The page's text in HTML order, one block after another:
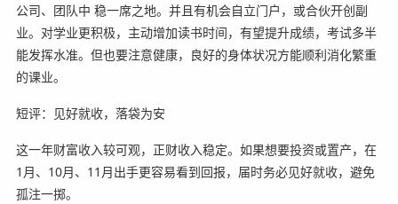
公司、团队中 稳一席之地。并且有机会自立门户，或合伙开创副
业。对学业更积极，主动增加读书时间，有望提升成绩，考试多半
能发挥水准。但也要注意健康，良好的身体状况方能顺利消化繁重
的课业。
短评：见好就收，落袋为安
这一年财富收入较可观，正财收入稳定。如果想要投资或置产，在
1月、10月、11月出手更容易看到回报，届时务必见好就收，避免
孤注一掷。